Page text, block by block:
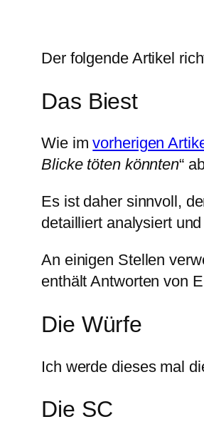
Der folgende Artikel
Das Biest
Wie imvorherigen
Blicke töten könnten“
Es ist daher sinnvoll,
detailliert analysiert
An einigen Stellen
enthält Antworten von
Die Würfe
Ich werde dieses mal
Die SC